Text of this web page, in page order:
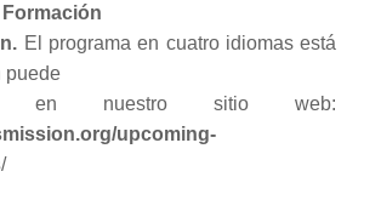
Formación
El programa en cuatro idiomas está
puede
en nuestro sitio web:
upcoming-
/